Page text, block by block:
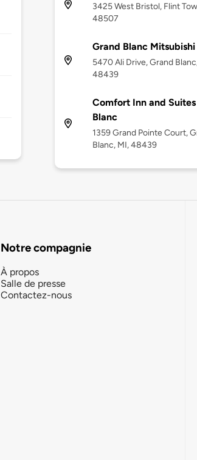
3425 West Bristol, Flint
48507
Grand Blanc Mitsubishi
5470 Ali Drive, Grand
48439
Comfort Inn and
Blanc
1359 Grand Pointe Court,
Blanc, MI, 48439
Notre compagnie
À propos
Salle de presse
Contactez-nous